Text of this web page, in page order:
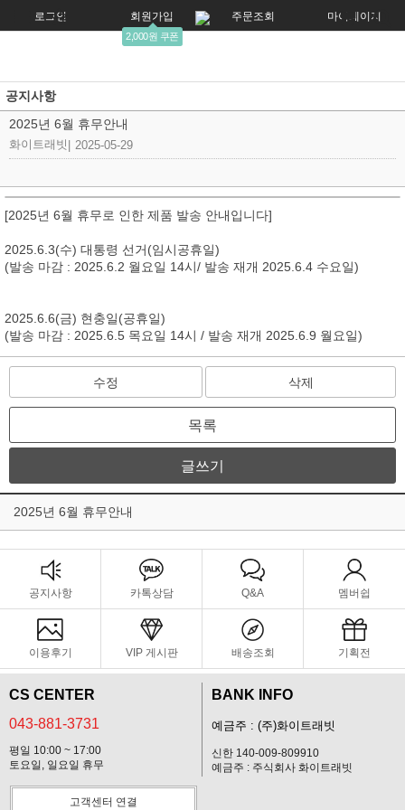
로그인 회원가입
2,000원 쿠폰
주문조회 마이페이지
공지사항
2025년 6월 휴무안내
화이트래빗 2025-05-29
[2025년 6월 휴무로 인한 제품 발송 안내입니다]
2025.6.3(수) 대통령 선거(임시공휴일)
(발송 마감 : 2025.6.2 월요일 14시/ 발송 재개 2025.6.4 수요일)
2025.6.6(금) 현충일(공휴일)
(발송 마감 : 2025.6.5 목요일 14시 / 발송 재개 2025.6.9 월요일)
수정 삭제
목록
글쓰기
2025년 6월 휴무안내
공지사항 카톡상담 Q&A 멤버쉽
이용후기 VIP 게시판 배송조회 기획전
CS CENTER
043-881-3731
평일 10:00 ~ 17:00
토요일, 일요일 휴무
BANK INFO
예금주 : (주)화이트래빗
신한 140-009-809910
예금주 : 주식회사 화이트래빗
고객센터 연결